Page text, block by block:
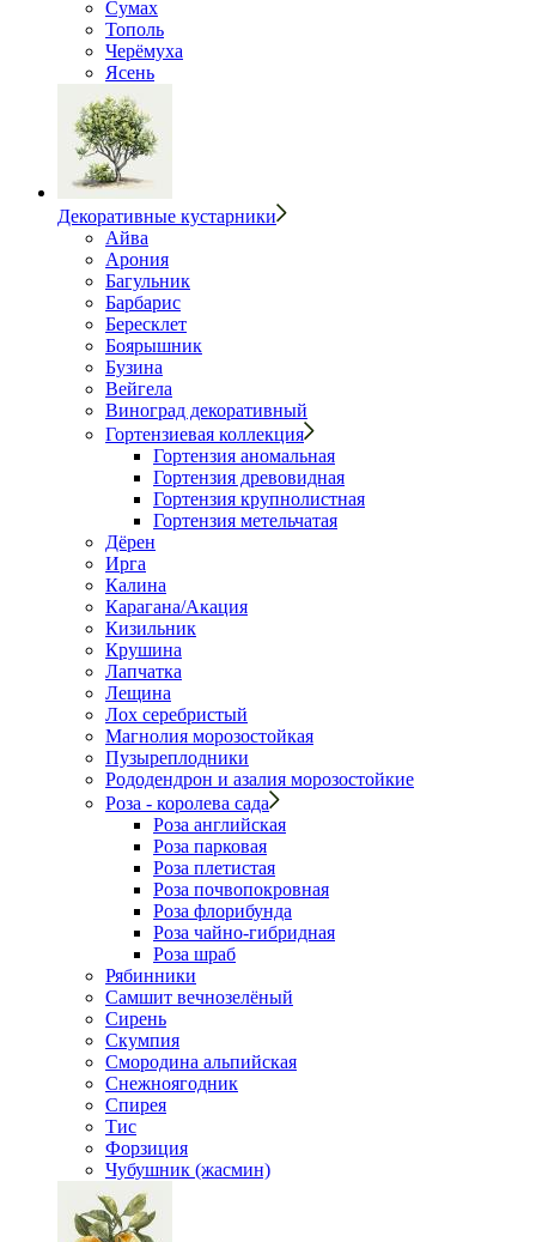
Сумах
Тополь
Черёмуха
Ясень
Декоративные кустарники
Айва
Арония
Багульник
Барбарис
Бересклет
Боярышник
Бузина
Вейгела
Виноград декоративный
Гортензиевая коллекция
Гортензия аномальная
Гортензия древовидная
Гортензия крупнолистная
Гортензия метельчатая
Дёрен
Ирга
Калина
Карагана/Акация
Кизильник
Крушина
Лапчатка
Лещина
Лох серебристый
Магнолия морозостойкая
Пузыреплодники
Рододендрон и азалия морозостойкие
Роза - королева сада
Роза английская
Роза парковая
Роза плетистая
Роза почвопокровная
Роза флорибунда
Роза чайно-гибридная
Роза шраб
Рябинники
Самшит вечнозелёный
Сирень
Скумпия
Смородина альпийская
Снежноягодник
Спирея
Тис
Форзиция
Чубушник (жасмин)